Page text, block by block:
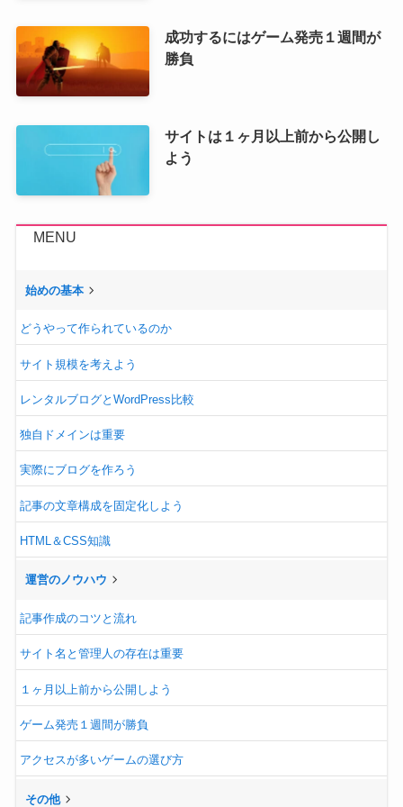
成功するにはゲーム発売１週間が
勝負
サイトは１ヶ月以上前から公開し
よう
MENU
始めの基本
どうやって作られているのか
サイト規模を考えよう
レンタルブログとWordPress比較
独自ドメインは重要
実際にブログを作ろう
記事の文章構成を固定化しよう
HTML＆CSS知識
運営のノウハウ
記事作成のコツと流れ
サイト名と管理人の存在は重要
１ヶ月以上前から公開しよう
ゲーム発売１週間が勝負
アクセスが多いゲームの選び方
その他